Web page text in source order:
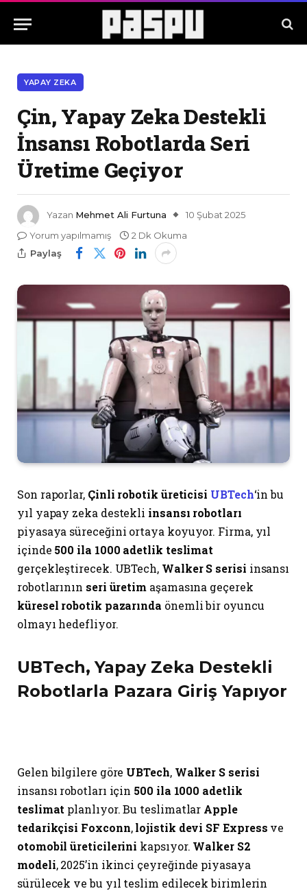
YAPAY ZEKA
Çin, Yapay Zeka Destekli
İnsansı Robotlarda Seri
Üretime Geçiyor
Yazan Mehmet Ali Furtuna
10 Şubat 2025
Yorum yapılmamış
2 Dk Okuma
Paylaş
Son raporlar, Çinli robotik üreticisi UBTech‘in bu
yıl yapay zeka destekli insansı robotları
piyasaya süreceğini ortaya koyuyor. Firma, yıl
içinde 500 ila 1000 adetlik teslimat
gerçekleştirecek. UBTech, Walker S serisi insansı
robotlarının seri üretim aşamasına geçerek
küresel robotik pazarında önemli bir oyuncu
olmayı hedefliyor.
UBTech, Yapay Zeka Destekli
Robotlarla Pazara Giriş Yapıyor
Gelen bilgilere göre UBTech, Walker S serisi
insansı robotları için 500 ila 1000 adetlik
teslimat planlıyor. Bu teslimatlar Apple
tedarikçisi Foxconn,lojistik devi SF Express ve
otomobil üreticilerini kapsıyor. Walker S2
modeli, 2025’in ikinci çeyreğinde piyasaya
sürülecek ve bu yıl teslim edilecek birimlerin